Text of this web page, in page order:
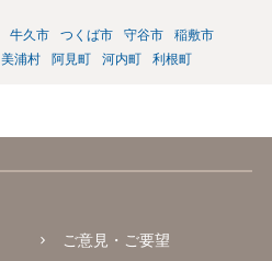
牛久市 つくば市 守谷市
稲敷市
美浦村 阿見町 河内町 利根町
ご意見・ご要望